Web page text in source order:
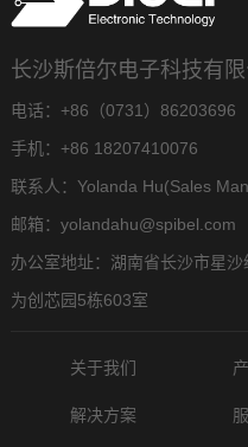
长沙斯倍尔电子科技有限
电话：+86（0731）86203696
手机：+86 18207410076
联系人：Yolanda Hu(Sales
邮箱：yolandahu@spibel.com
办公室地址：湖南省长沙市星
为创芯园5栋603室
关于我们
解决方案